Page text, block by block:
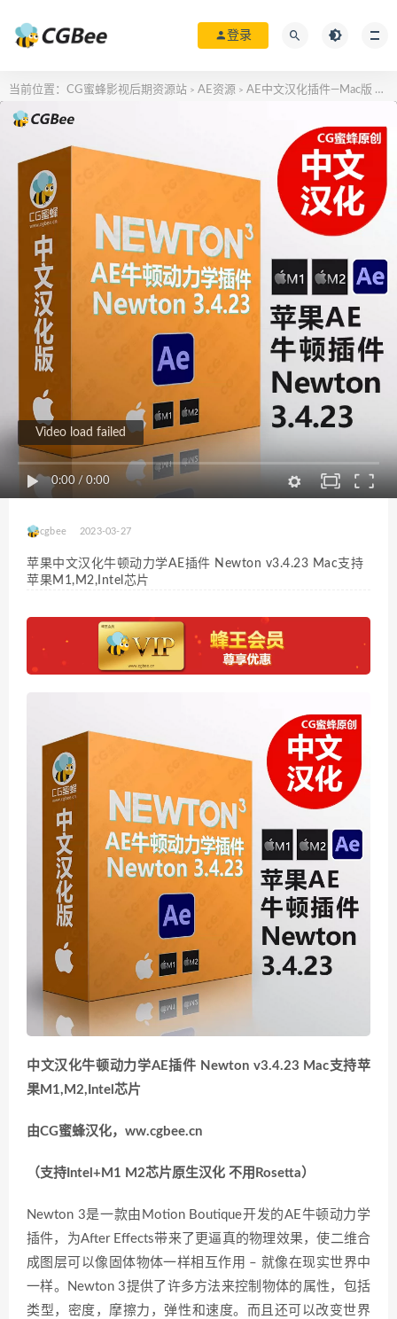
登录
当前位置： CG蜜蜂影视后期资源站 > AE资源 > AE中文汉化插件—Mac版 >苹
0:00 / 0:00
Video load failed
cgbee 2023-03-27
苹果中文汉化牛顿动力学AE插件 Newton v3.4.23 Mac支持
苹果M1,M2,Intel芯片
中文汉化牛顿动力学AE插件 Newton v3.4.23 Mac支持苹
果M1,M2,Intel芯片
由CG蜜蜂汉化，ww.cgbee.cn
（支持Intel+M1 M2芯片原生汉化 不用Rosetta）
Newton 3是一款由Motion Boutique开发的AE牛顿动力学
插件，为After Effects带来了更逼真的物理效果，使二维合
成图层可以像固体物体一样相互作用 – 就像在现实世界中
一样。Newton 3提供了许多方法来控制物体的属性，包括
类型，密度，摩擦力，弹性和速度。而且还可以改变世界